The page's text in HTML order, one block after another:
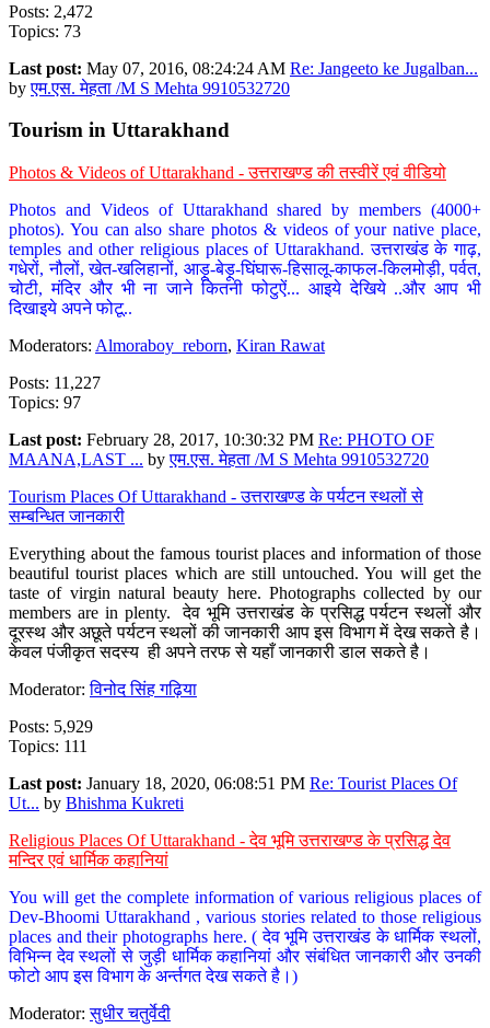
Posts: 2,472
Topics: 73
Last post: May 07, 2016, 08:24:24 AM Re: Jangeeto ke Jugalban...
byएम.एस. मेहता /M S Mehta 9910532720
Tourism in Uttarakhand
Photos & Videos of Uttarakhand - उत्तराखण्ड की तस्वीरें एवं वीडियो
Photos and Videos of Uttarakhand shared by members (4000+
photos). You can also share photos & videos of your native place,
temples and other religious places of Uttarakhand. उत्तराखंड के गाढ़,
गधेरों, नौलों, खेत-खलिहानों, आड़ू-बेड़ू-घिंघारू-हिसालू-काफल-किलमोड़ी, पर्वत,
चोटी, मंदिर और भी ना जाने कितनी फोटुऐं... आइये देखिये ..और आप भी
दिखाइये अपने फोटू..
Moderators: Almoraboy_reborn, Kiran Rawat
Posts: 11,227
Topics: 97
Last post: February 28, 2017, 10:30:32 PM Re: PHOTO OF
MAANA,LAST ... byएम.एस. मेहता /M S Mehta 9910532720
Tourism Places Of Uttarakhand - उत्तराखण्ड के पर्यटन स्थलों से
सम्बन्धित जानकारी
Everything about the famous tourist places and information of those
beautiful tourist places which are still untouched. You will get the
taste of virgin natural beauty here. Photographs collected by our
members are in plenty. देव भूमि उत्तराखंड के प्रसिद्ध पर्यटन स्थलों और
दूरस्थ और अछूते पर्यटन स्थलों की जानकारी आप इस विभाग में देख सकते है।
केवल पंजीकृत सदस्य ही अपने तरफ से यहाँ जानकारी डाल सकते है।
Moderator:विनोद सिंह गढ़िया
Posts: 5,929
Topics: 111
Last post: January 18, 2020, 06:08:51 PM Re: Tourist Places Of
Ut... by Bhishma Kukreti
Religious Places Of Uttarakhand - देव भूमि उत्तराखण्ड के प्रसिद्ध देव
मन्दिर एवं धार्मिक कहानियां
You will get the complete information of various religious places of
Dev-Bhoomi Uttarakhand , various stories related to those religious
places and their photographs here. ( देव भूमि उत्तराखंड के धार्मिक स्थलों,
विभिन्न देव स्थलों से जुड़ी धार्मिक कहानियां और संबंधित जानकारी और उनकी
फोटो आप इस विभाग के अर्न्तगत देख सकते है।)
Moderator:सुधीर चतुर्वेदी